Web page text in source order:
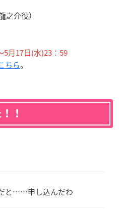
之介役）
5月17日(水)23：59
ちら。
！
と……申し込んだわ